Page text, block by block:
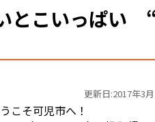
とこいっぱい
更新日:2017年3
こそ可児市へ！